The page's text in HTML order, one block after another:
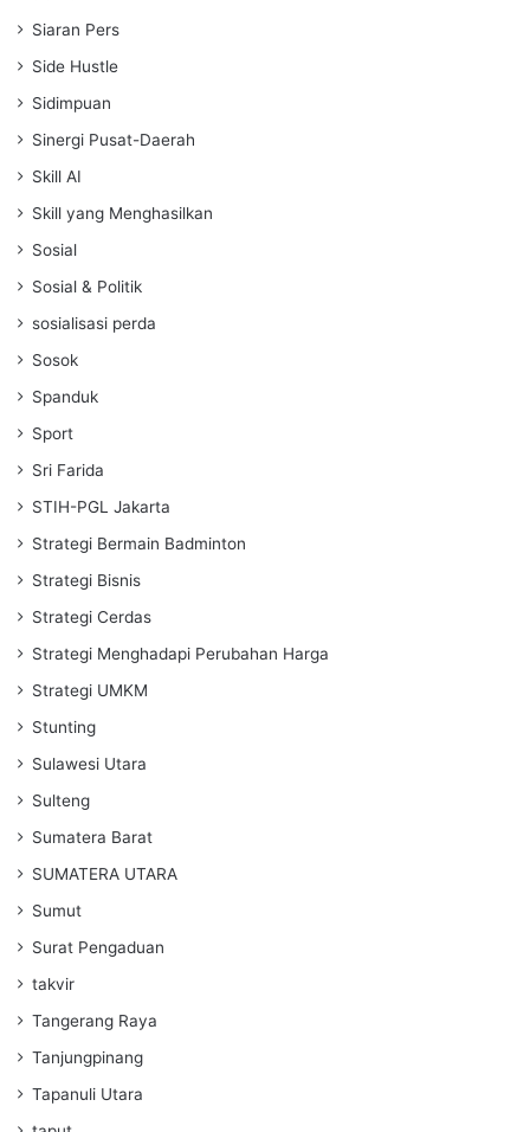
Siaran Pers
Side Hustle
Sidimpuan
Sinergi Pusat-Daerah
Skill AI
Skill yang Menghasilkan
Sosial
Sosial & Politik
sosialisasi perda
Sosok
Spanduk
Sport
Sri Farida
STIH-PGL Jakarta
Strategi Bermain Badminton
Strategi Bisnis
Strategi Cerdas
Strategi Menghadapi Perubahan Harga
Strategi UMKM
Stunting
Sulawesi Utara
Sulteng
Sumatera Barat
SUMATERA UTARA
Sumut
Surat Pengaduan
takvir
Tangerang Raya
Tanjungpinang
Tapanuli Utara